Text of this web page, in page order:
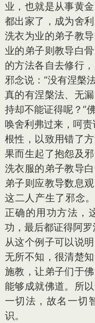
业，也就是从事黄
都出家了，成为舍
洗衣为业的弟子教
业的弟子则教导白
的方法各自去修行
邪念说：“没有涅槃
真的有涅槃法、无
持却不能证得呢？”
唤舍利弗过来，呵
根性，以致用错了
果而生起了抱怨及
洗衣服的弟子教导
弟子则应教导数息
这二人产生了邪念
正确的用功方法，
功，最后都证得阿罗
从这个例子可以说
无所不知，很清楚
施教，让弟子们于
能够成就佛道。所
一切法，故名一切
识。